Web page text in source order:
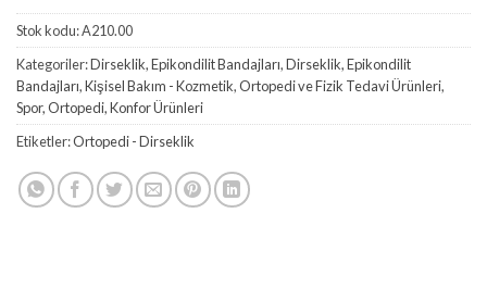
Stok kodu:A210.00
Kategoriler:Dirseklik, Epikondilit Bandajları,Dirseklik, Epikondilit
Bandajları,Kişisel Bakım - Kozmetik,Ortopedi ve Fizik Tedavi Ürünleri,
Spor, Ortopedi, Konfor Ürünleri
Etiketler:Ortopedi - Dirseklik